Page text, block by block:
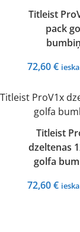
Titleist
pack
72,60€
Titleist
dzeltenas
golfa
72,60€